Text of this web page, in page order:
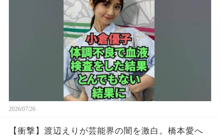
2026/07/26
【衝撃】渡辺えりが芸能界の闇を激白。橋本愛へ